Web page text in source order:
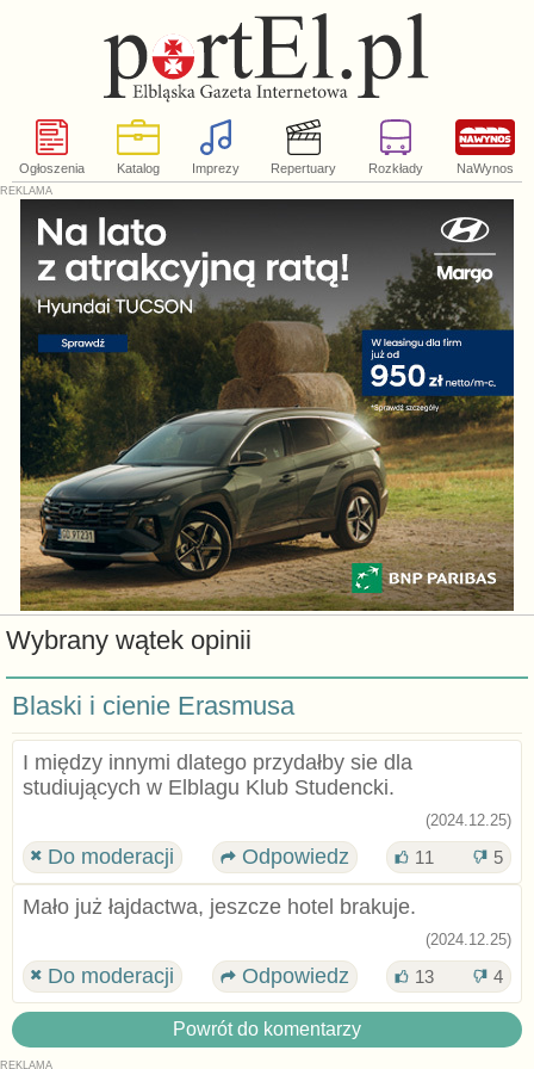
Ogłoszenia Katalog Imprezy Repertuary Rozkłady NaWynos
Wybrany wątek opinii
Blaski i cienie Erasmusa
I między innymi dlatego przydałby sie dla
studiujących w Elblagu Klub Studencki.
(2024.12.25)
Do moderacji Odpowiedz 11 5
Mało już łajdactwa, jeszcze hotel brakuje.
(2024.12.25)
Do moderacji Odpowiedz 13 4
Powrót do komentarzy